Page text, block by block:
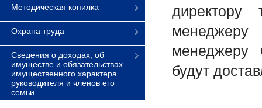
Методическая копилка
Охрана труда
Сведения о доходах, об
имуществе и обязательствах
имущественного характера
руководителя и членов его
семьи
менеджеру
будут